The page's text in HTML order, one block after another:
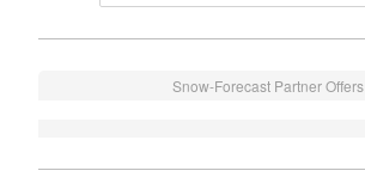
Snow-Forecast Partner Offers